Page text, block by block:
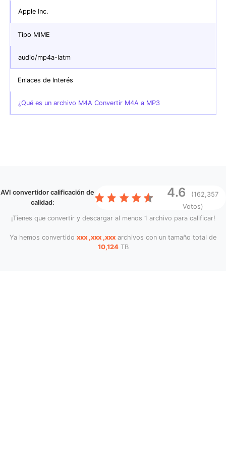
Apple Inc.
Tipo MIME
audio/mp4a-latm
Enlaces de Interés
¿Qué es un archivo M4A Convertir M4A a MP3
AVI convertidorcalificación de
calidad:
4.6
(162,357
Votos)
¡Tienes que convertir y descargar al menos 1 archivo para calificar!
Ya hemos convertido xxx ,xxx ,xxx archivos con un tamaño total de
10,124TB